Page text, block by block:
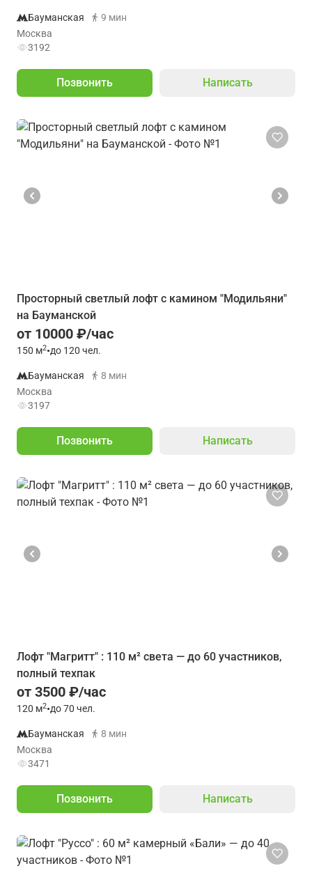
Бауманская
9 мин
Москва
3192
Позвонить Написать
Просторный светлый лофт с камином "Модильяни"
на Бауманской
от 10000 ₽/час
150 м2•до 120 чел.
Бауманская
8 мин
Москва
3197
Позвонить Написать
Лофт "Магритт" : 110 м² света — до 60 участников,
полный техпак
от 3500 ₽/час
120 м2•до 70 чел.
Бауманская
8 мин
Москва
3471
Позвонить Написать